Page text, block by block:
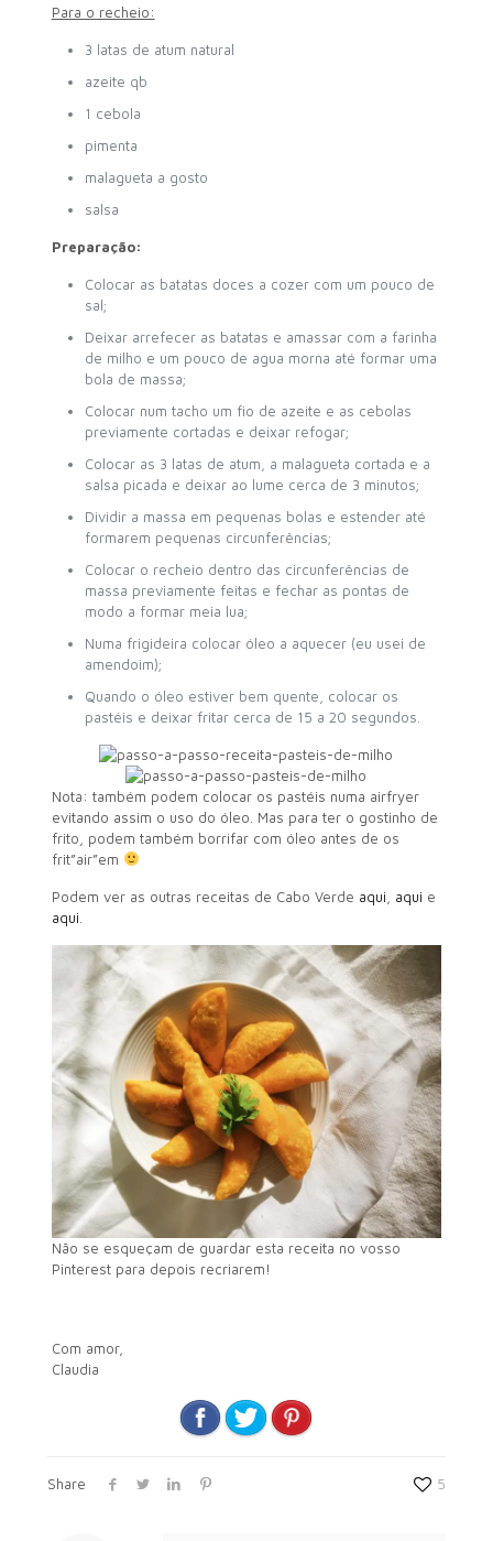
Para o recheio:
3 latas de atum natural
azeite qb
1 cebola
pimenta
malagueta a gosto
salsa
Preparação:
Colocar as batatas doces a cozer com um pouco de
sal;
Deixar arrefecer as batatas e amassar com a farinha
de milho e um pouco de agua morna até formar uma
bola de massa;
Colocar num tacho um fio de azeite e as cebolas
previamente cortadas e deixar refogar;
Colocar as 3 latas de atum, a malagueta cortada e a
salsa picada e deixar ao lume cerca de 3 minutos;
Dividir a massa em pequenas bolas e estender até
formarem pequenas circunferências;
Colocar o recheio dentro das circunferências de
massa previamente feitas e fechar as pontas de
modo a formar meia lua;
Numa frigideira colocar óleo a aquecer (eu usei de
amendoim);
Quando o óleo estiver bem quente, colocar os
pastéis e deixar fritar cerca de 15 a 20 segundos.
Nota: também podem colocar os pastéis numa airfryer
evitando assim o uso do óleo. Mas para ter o gostinho de
frito, podem também borrifar com óleo antes de os
frit”air”em
Podem ver as outras receitas de Cabo Verde aqui aqui e
aqui
Não se esqueçam de guardar esta receita no vosso
Pinterest para depois recriarem!
Com amor,
Claudia
Share 5